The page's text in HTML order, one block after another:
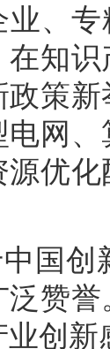
业、
在知
政策
电网
源优
国创
泛赞
业创新